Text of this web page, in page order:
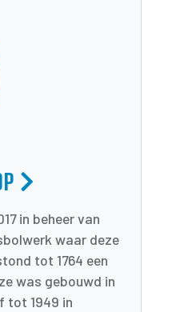
in beheer van
waar deze
tot 1764 een
was gebouwd in
tot 1949 in